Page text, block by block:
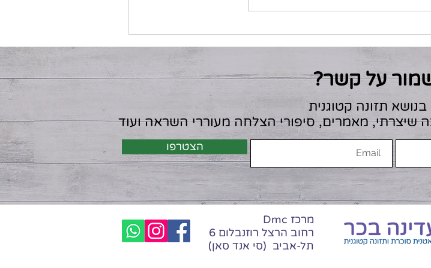
על קשר?
בנושא תזונה קטוגנית
שיצרתי, מאמרים, סיפורי הצלחה מעוררי השראה ועוד
הצטרפו
מרכז Dmc
רחוב הרצל רוזנבלום 6
תל-אביב (סי אנד סאן)